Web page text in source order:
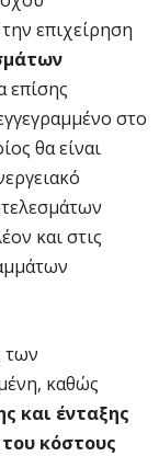
επιχείρηση
επίσης
στο
θα είναι
και στις
των
καθώς
και ένταξης
κόστους